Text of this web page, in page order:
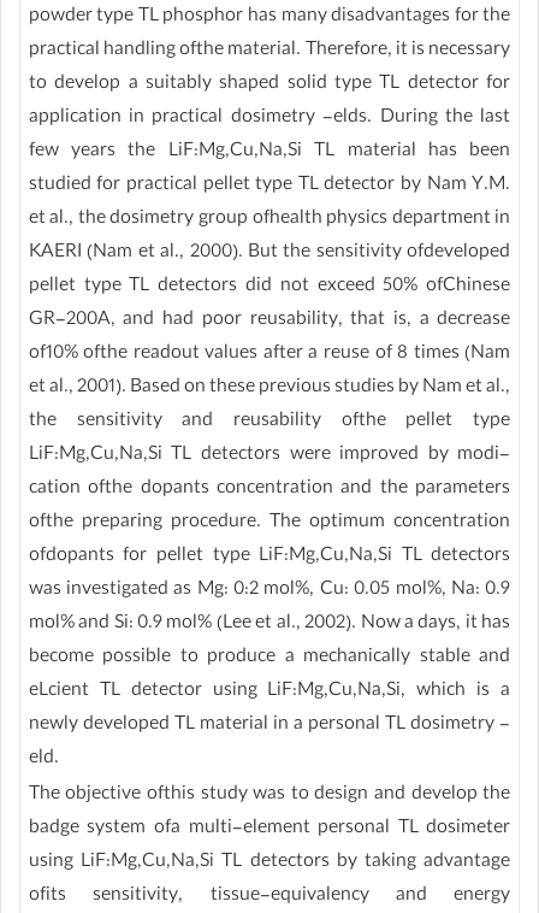
powder type TL phosphor has many disadvantages for the
practical handling ofthe material. Therefore, it is necessary
to develop a suitably shaped solid type TL detector for
application in practical dosimetry -elds. During the last
few years the LiF:Mg,Cu,Na,Si TL material has been
studied for practical pellet type TL detector by Nam Y.M.
et al., the dosimetry group ofhealth physics department in
KAERI (Nam et al., 2000). But the sensitivity ofdeveloped
pellet type TL detectors did not exceed 50% ofChinese
GR-200A, and had poor reusability, that is, a decrease
of10% ofthe readout values after a reuse of 8 times (Nam
et al., 2001). Based on these previous studies by Nam et al.,
the sensitivity and reusability ofthe pellet type
LiF:Mg,Cu,Na,Si TL detectors were improved by modi-
cation ofthe dopants concentration and the parameters
ofthe preparing procedure. The optimum concentration
ofdopants for pellet type LiF:Mg,Cu,Na,Si TL detectors
was investigated as Mg: 0:2 mol%, Cu: 0.05 mol%, Na: 0.9
mol% and Si: 0.9 mol% (Lee et al., 2002). Now a days, it has
become possible to produce a mechanically stable and
eLcient TL detector using LiF:Mg,Cu,Na,Si, which is a
newly developed TL material in a personal TL dosimetry -
eld.
The objective ofthis study was to design and develop the
badge system ofa multi-element personal TL dosimeter
using LiF:Mg,Cu,Na,Si TL detectors by taking advantage
ofits sensitivity, tissue-equivalency and energy